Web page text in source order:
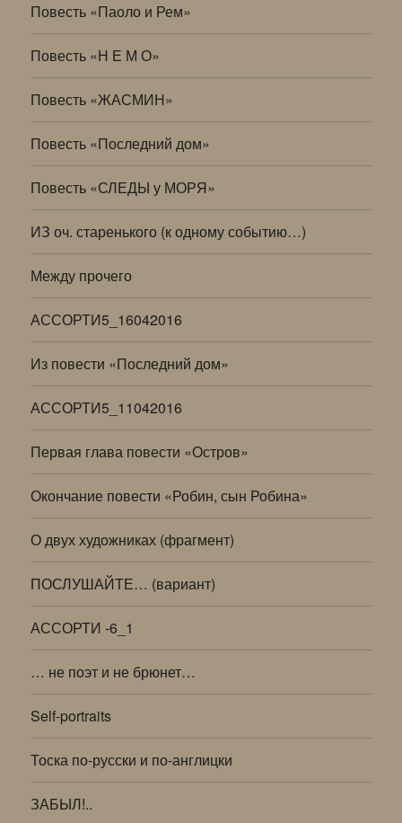
Повесть «Паоло и Рем»
Повесть «Н Е М О»
Повесть «ЖАСМИН»
Повесть «Последний дом»
Повесть «СЛЕДЫ у МОРЯ»
ИЗ оч. старенького (к одному событию…)
Между прочего
АССОРТИ5_16042016
Из повести «Последний дом»
АССОРТИ5_11042016
Первая глава повести «Остров»
Окончание повести «Робин, сын Робина»
О двух художниках (фрагмент)
ПОСЛУШАЙТЕ… (вариант)
АССОРТИ -6_1
… не поэт и не брюнет…
Self-portraits
Тоска по-русски и по-англицки
ЗАБЫЛ!..